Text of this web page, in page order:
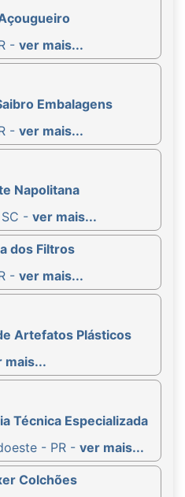
- ver mais...
Embalagens
- ver mais...
Napolitana
- ver mais...
dos Filtros
- ver mais...
Artefatos Plásticos
mais...
Técnica Especializada
- PR - ver mais...
Colchões